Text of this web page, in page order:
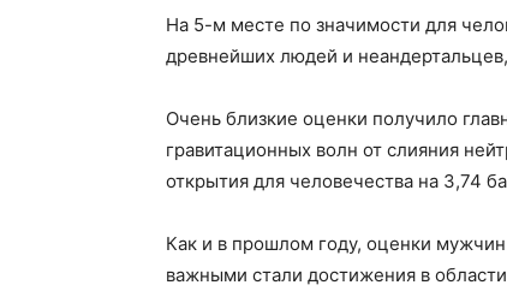
На 5-м месте по значимости для
древнейших людей и
Очень близкие оценки получило
гравитационных волн от слияния
открытия для человечества на 3,74
Как и в прошлом году, оценки
важными стали достижения в